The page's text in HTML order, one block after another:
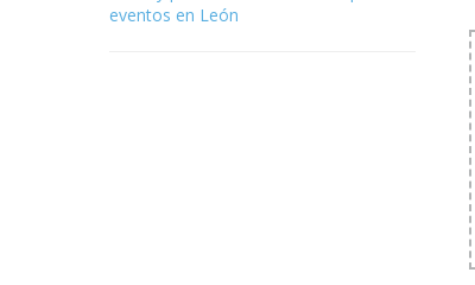
eventos en León